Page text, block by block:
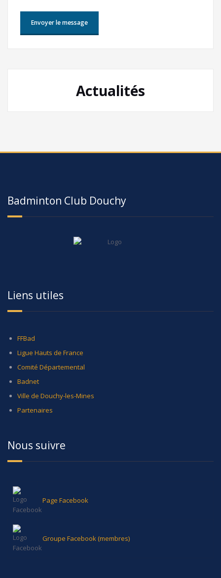
Actualités
Badminton Club Douchy
Liens utiles
FFBad
Ligue Hauts de France
Comité Départemental
Badnet
Ville de Douchy-les-Mines
Partenaires
Nous suivre
Page Facebook
Groupe Facebook (membres)